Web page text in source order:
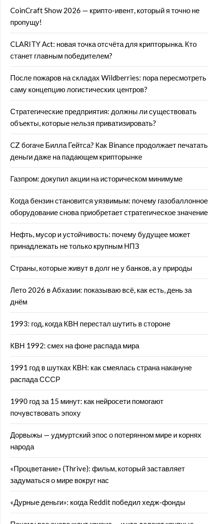
CoinCraft Show 2026 — крипто-ивент, который я точно не
пропущу!
CLARITY Act: новая точка отсчёта для крипторынка. Кто
станет главным победителем?
После пожаров на складах Wildberries: пора пересмотреть
саму концепцию логистических центров?
Стратегические предприятия: должны ли существовать
объекты, которые нельзя приватизировать?
CZ богаче Билла Гейтса? Как Binance продолжает печатать
деньги даже на падающем крипторынке
Газпром: докупил акции на историческом минимуме
Когда бензин становится уязвимым: почему газобаллонное
оборудование снова приобретает стратегическое значение
Нефть, мусор и устойчивость: почему будущее может
принадлежать не только крупным НПЗ
Страны, которые живут в долг не у банков, а у природы
Лето 2026 в Абхазии: показываю всё, как есть, день за
днём
1993: год, когда КВН перестал шутить в стороне
КВН 1992: смех на фоне распада мира
1991 год в шутках КВН: как смеялась страна накануне
распада СССР
1990 год за 15 минут: как нейросети помогают
почувствовать эпоху
Дорвыжы — удмуртский эпос о потерянном мире и корнях
народа
«Процветание» (Thrive): фильм, который заставляет
задуматься о мире вокруг нас
«Дурные деньги»: когда Reddit победил хедж-фонды